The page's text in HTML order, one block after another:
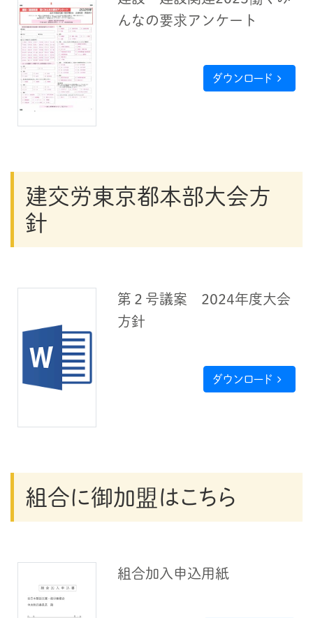
んなの要求アンケート
ダウンロード
建交労東京都本部大会方
針
第２号議案 2024年度大会
方針
ダウンロード
組合に御加盟はこちら
組合加入申込用紙